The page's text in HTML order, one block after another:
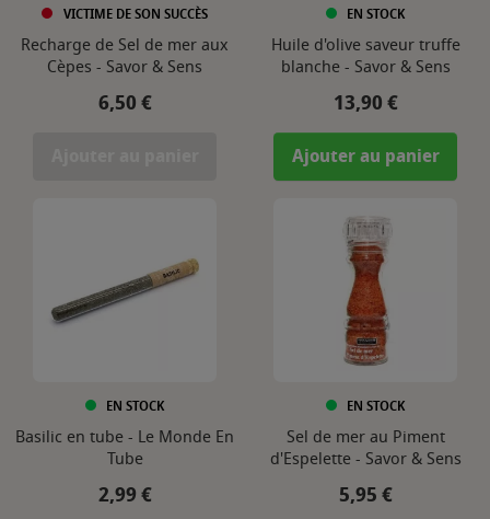
VICTIME DE SON SUCCÈS
Recharge de Sel de mer aux
Cèpes - Savor & Sens
Prix
6,50 €
EN STOCK
Huile d'olive saveur truffe
blanche - Savor & Sens
Prix
13,90 €
Ajouter au panier
EN STOCK
Basilic en tube - Le Monde En
Tube
Prix
2,99 €
EN STOCK
Sel de mer au Piment
d'Espelette - Savor & Sens
Prix
5,95 €